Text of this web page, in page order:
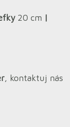
20 cm |
, kontaktuj nás